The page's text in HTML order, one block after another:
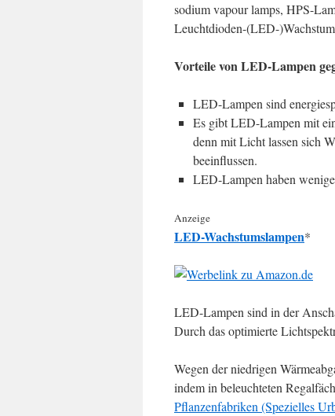
sodium vapour lamps, HPS-
Leuchtdioden-(LED-
Vorteile von LED-Lampen
LED-Lampen sind
Es gibt LED-Lampen mit
denn mit Licht lassen sich
beeinflussen.
LED-Lampen haben
Anzeige
LED-Wachstumslampen*
LED-Lampen sind in der
Durch das optimierte
Wegen der niedrigen
indem in beleuchteten
Pflanzenfabriken (Spezielles